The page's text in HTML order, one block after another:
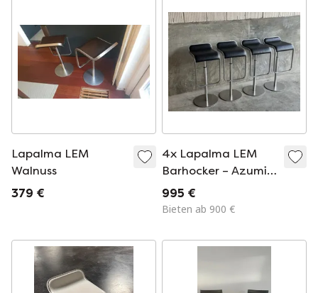
Lapalma LEM
Walnuss
379 €
4x Lapalma LEM
Barhocker – Azumi –
Leder & Chrom
995 €
Bieten ab 900 €